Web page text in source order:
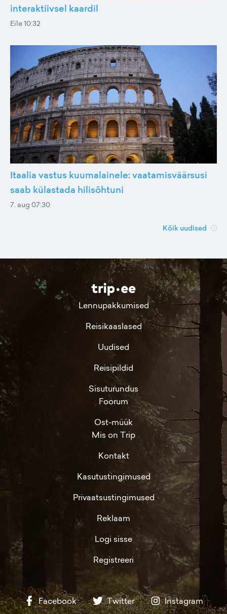
interaktiivsel kaardil
Eile 10:32
Itaalia vastus kuumalainele: vaatamisväärsusi
saab külastada hilisõhtuni
7. aug 07:30
Kõik uudised
Lennupakkumised
Reisikaaslased
Uudised
Reisipildid
Sisuturundus
Foorum
Ost-müük
Mis on Trip
Kontakt
Kasutustingimused
Privaatsustingimused
Reklaam
Logi sisse
Registreeri
Facebook Twitter Instagram